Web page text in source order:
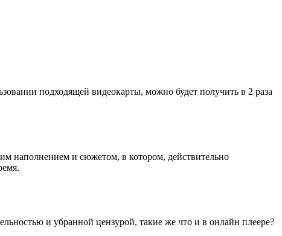
подходящей видеокарты, можно будет получить в 2 раза
наполнением и сюжетом, в котором, действительно
и убранной цензурой, такие же что и в онлайн плеере?